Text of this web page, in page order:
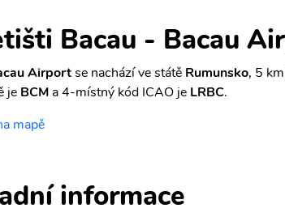
Bacau - Bacau
Airportse nachází ve státě Rumunsko, 5
je BCM a 4-místný kód ICAO je LRBC.
mapě
informace